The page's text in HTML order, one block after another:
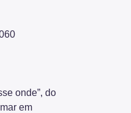
onde”, do
em